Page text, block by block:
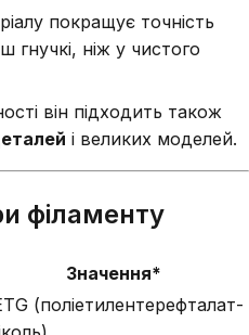
покращує точність
гнучкі, ніж у чистого
він підходить також
і великих моделей.
філаменту
Значення*
(поліетилентерефталат-